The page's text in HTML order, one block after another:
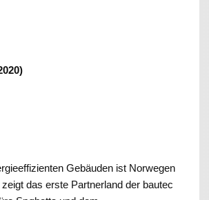
Gebäuden ist Norwegen
das erste Partnerland der bautec